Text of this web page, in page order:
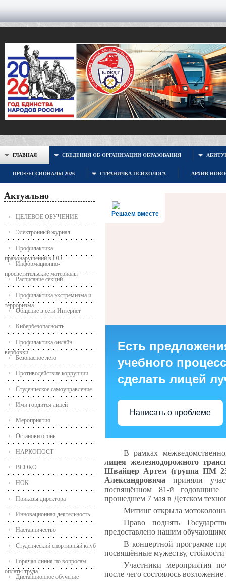
ГЛАВНАЯ СВЕДЕНИЯ ОБ ОРГАНИЗАЦИИ ОБРАЗОВАНИЯ
ПРОФЕССИОНАЛЫ 2026 СТРАНИЧКА ПСИХОЛОГА АРХИВ
Актуально
ЦЕЛЕВОЕ ОБУЧЕНИЕ
Электронный журнал
Профилактика
правонарушений в ОО
Информационно-
просветительские материалы
Расписание секций
Профилактика экстремизма и
терроризма
Общение в сети Интернет
Кибербезопасность
Профилактика онлайн-
вербовки
Безопасное лето
Противодействие коррупции
Студенческое самоуправление
Ими гордится лицей
Мероприятия
Останови огонь
НАРКОПОСТ
ВСОКО
НОК
Приказы директора
Инновационная деятельность
Наставничество
Студенческий спортивный клуб
Горячая линия по вопросам
оплаты труда
Дистанционное обучение
Решаем вместе
Есть
учебного
сделать лицей
Написать о проблеме
В рамках
лицея железнодорожного
Швайцер Артем (группа ПМ
Александровича приняли
посвящённом 81-й
прошедшем 7 мая в Детском
Митинг открыла
Право поднять
предоставлено нашим
В концертной программе
посвящённые мужеству,
Участники мероприятия
после чего состоялось